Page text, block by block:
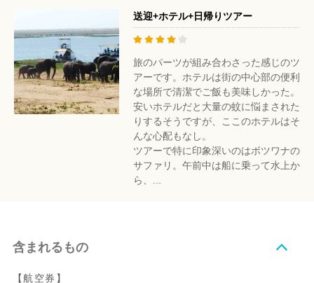
送迎+ホテル+日帰りツアー
旅のパーツが組み合わさった感じのツ
アーです。ホテルは街の中心部の便利
な場所で清潔でご飯も美味しかった。
安いホテルだと大量の蚊に悩まされた
りするそうですが、ここのホテルはそ
んな心配もなし。
ツアーで特に印象深いのはボツワナの
サファリ。午前中は船に乗って水上か
ら、...
含まれるもの
【航空券】